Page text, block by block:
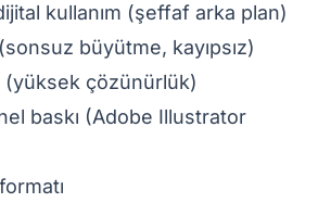
kullanım (şeffaf arka plan)
büyütme, kayıpsız)
(yüksek çözünürlük)
baskı (Adobe Illustrator